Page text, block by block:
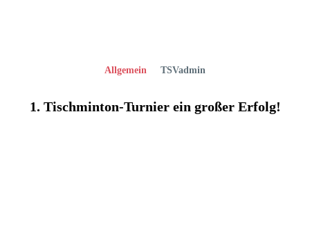
Allgemein TSVadmin
1. Tischminton-Turnier ein großer Erfolg!